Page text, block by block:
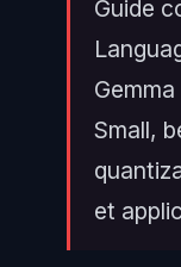
Guide
Small,
et